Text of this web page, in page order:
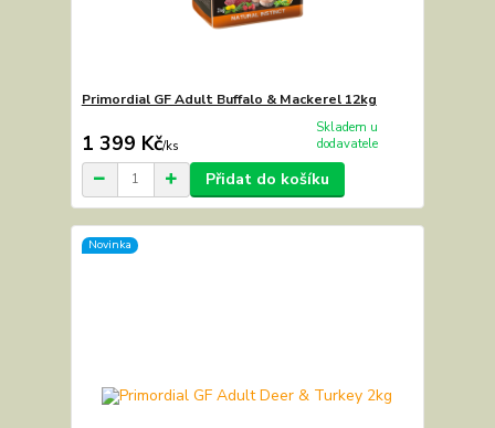
Primordial GF Adult Buffalo & Mackerel 12kg
1 399 Kč/ks
Skladem u
dodavatele
Přidat do košíku
Novinka